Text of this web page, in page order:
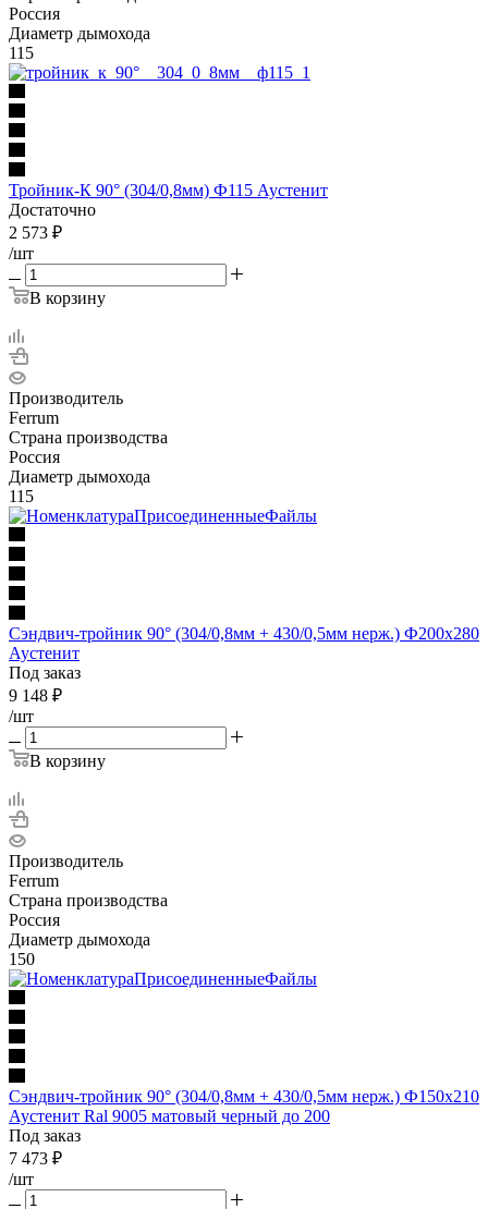
Россия
Диаметр дымохода
115
Тройник-К 90° (304/0,8мм) Ф115 Аустенит
Достаточно
2 573 ₽
/шт
В корзину
Производитель
Ferrum
Страна производства
Россия
Диаметр дымохода
115
Сэндвич-тройник 90° (304/0,8мм + 430/0,5мм нерж.) Ф200х280
Аустенит
Под заказ
9 148 ₽
/шт
В корзину
Производитель
Ferrum
Страна производства
Россия
Диаметр дымохода
150
Сэндвич-тройник 90° (304/0,8мм + 430/0,5мм нерж.) Ф150х210
Аустенит Ral 9005 матовый черный до 200
Под заказ
7 473 ₽
/шт